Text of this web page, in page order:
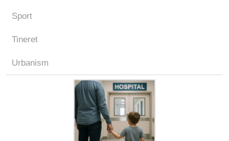
Sport
Tineret
Urbanism